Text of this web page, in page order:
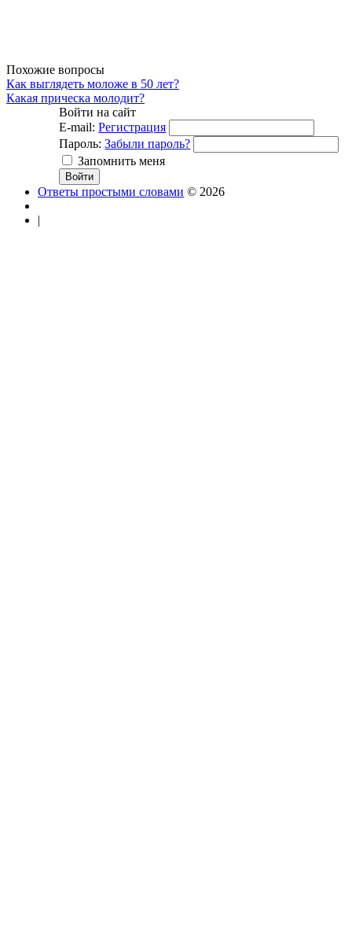
Похожие вопросы
Как выглядеть моложе в 50 лет?
Какая прическа молодит?
Войти на сайт
E-mail: Регистрация
Пароль: Забыли пароль?
Запомнить меня
Ответы простыми словами © 2026
|